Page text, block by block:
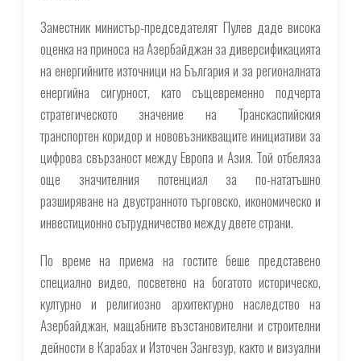
Заместник министър-председателят Пулев даде висока
оценка на приноса на Азербайджан за диверсификацията
на енергийните източници на България и за регионалната
енергийна сигурност, като същевременно подчерта
стратегическото значение на Транскаспийския
транспортен коридор и нововъзникващите инициативи за
цифрова свързаност между Европа и Азия. Той отбеляза
още значителния потенциал за по-нататъшно
разширяване на двустранното търговско, икономическо и
инвестиционно сътрудничество между двете страни.
По време на приема на гостите беше представено
специално видео, посветено на богатото историческо,
културно и религиозно архитектурно наследство на
Азербайджан, мащабните възстановителни и строителни
дейности в Карабах и Източен Зангезур, както и визуални